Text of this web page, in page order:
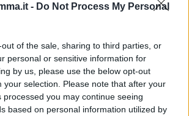
- Do Not Process My Personal
of the sale, sharing to third parties, or
personal or sensitive information for
by us, please use the below opt-out
your selection. Please note that after your
processed you may continue seeing
based on personal information utilized by
Requiem per il Commissario